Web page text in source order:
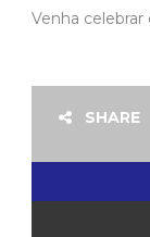
Venha
SHARE